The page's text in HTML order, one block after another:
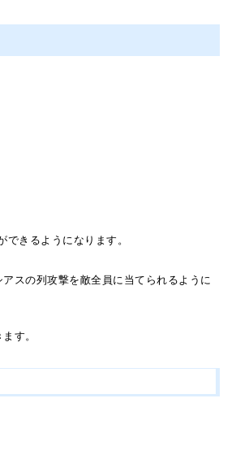
きるようになります。
スの列攻撃を敵全員に当てられるように
す。